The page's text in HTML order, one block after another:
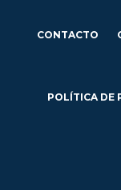
CONTACTO
POLÍTICA DE